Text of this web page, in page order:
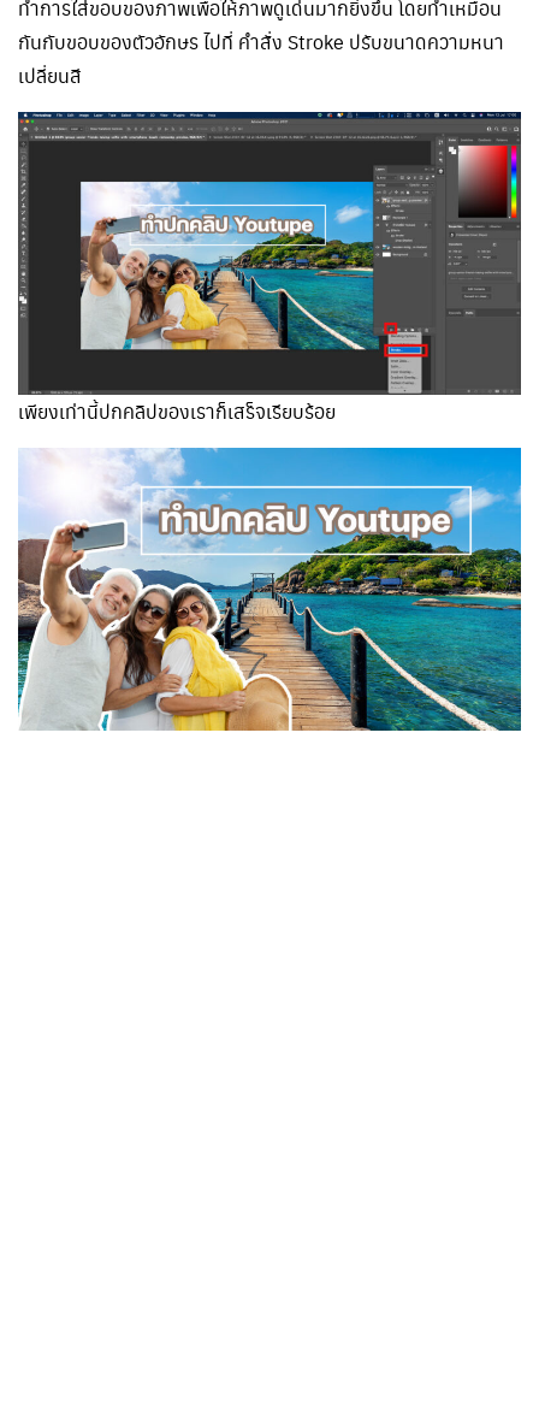
ทำการใส่ขอบของภาพเพื่อให้ภาพดูเด่นมากยิ่งขึ้น โดยทำเหมือน
กันกับขอบของตัวอักษร ไปที่ คำสั่ง Stroke ปรับขนาดความหนา
เปลี่ยนสี
เพียงเท่านี้ปกคลิปของเราก็เสร็จเรียบร้อย